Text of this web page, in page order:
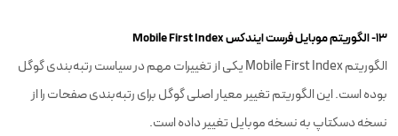
۱۳- الگوریتم موبایل فرست ایندکس Mobile First Index
الگوریتم Mobile First Index یکی از تغییرات مهم در سیاست رتبه‌بندی گوگل
بوده است. این الگوریتم تغییر معیار اصلی گوگل برای رتبه‌بندی صفحات را از
نسخه دسکتاپ به نسخه موبایل تغییر داده است.